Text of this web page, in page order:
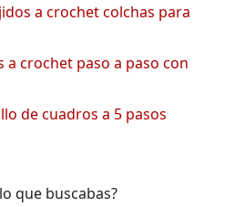
a crochet colchas para
a crochet paso a paso con
de cuadros a 5 pasos
que buscabas?